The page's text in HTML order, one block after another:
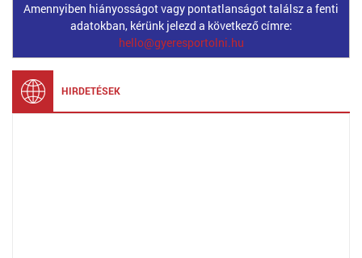
Amennyiben hiányosságot vagy pontatlanságot találsz a fenti
adatokban, kérünk jelezd a következő címre:
hello@gyeresportolni.hu
HIRDETÉSEK